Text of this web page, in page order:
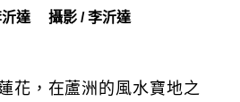
達 攝影 / 李沂達
花，在蘆洲的風水寶地之